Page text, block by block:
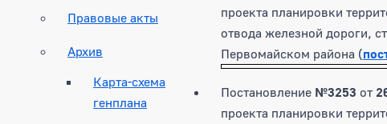
Правовые акты
Архив
Карта-схема
генплана
проекта планировки
отвода железной дороги,
Первомайском района (
Постановление №3253 от
проекта планировки